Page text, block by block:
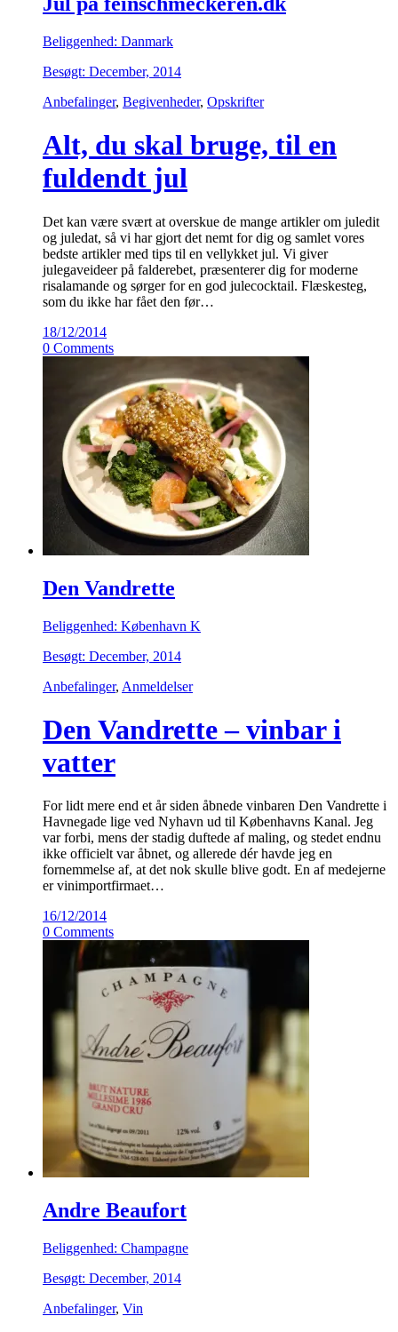
Beliggenhed: Danmark
Besøgt: December, 2014
Anbefalinger, Begivenheder, Opskrifter
Alt, du skal bruge, til en
fuldendt jul
Det kan være svært at overskue de mange artikler om juledit
og juledat, så vi har gjort det nemt for dig og samlet vores
bedste artikler med tips til en vellykket jul. Vi giver
julegaveideer på falderebet, præsenterer dig for moderne
risalamande og sørger for en god julecocktail. Flæskesteg,
som du ikke har fået den før…
18/12/2014
0 Comments
Den Vandrette
Beliggenhed: København K
Besøgt: December, 2014
Anbefalinger, Anmeldelser
Den Vandrette – vinbar i
vatter
For lidt mere end et år siden åbnede vinbaren Den Vandrette i
Havnegade lige ved Nyhavn ud til Københavns Kanal. Jeg
var forbi, mens der stadig duftede af maling, og stedet endnu
ikke officielt var åbnet, og allerede dér havde jeg en
fornemmelse af, at det nok skulle blive godt. En af medejerne
er vinimportfirmaet…
16/12/2014
0 Comments
Andre Beaufort
Beliggenhed: Champagne
Besøgt: December, 2014
Anbefalinger, Vin